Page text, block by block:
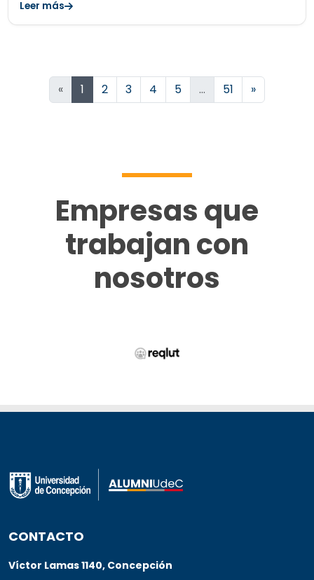
Leer más
« 1 2 3 4 5 … 51 »Siguiente
Empresas que
trabajan con
nosotros
CONTACTO
Víctor Lamas 1140, Concepción